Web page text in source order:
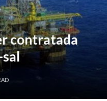
contratada